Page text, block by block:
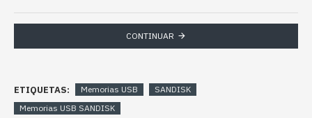
CONTINUAR
ETIQUETAS: Memorias USB
SANDISK
Memorias USB SANDISK